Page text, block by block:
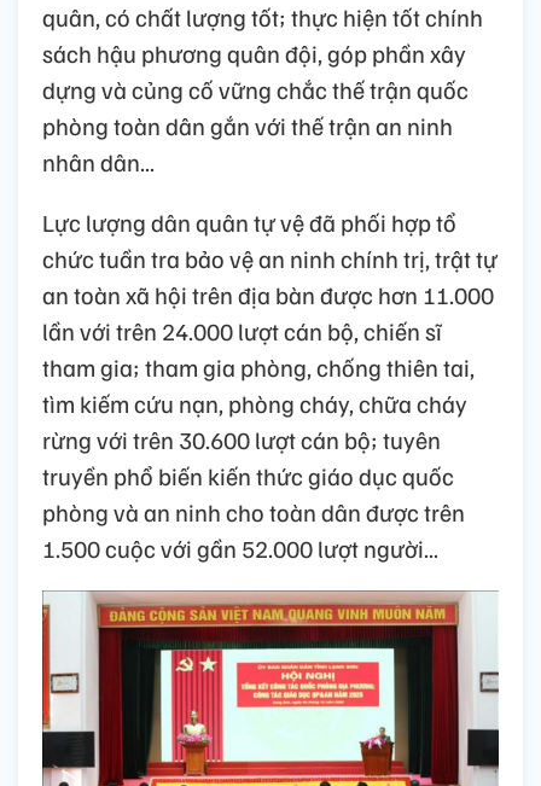
quân, có chất lượng tốt; thực hiện tốt chính
sách hậu phương quân đội, góp phần xây
dựng và củng cố vững chắc thế trận quốc
phòng toàn dân gắn với thế trận an ninh
nhân dân...
Lực lượng dân quân tự vệ đã phối hợp tổ
chức tuần tra bảo vệ an ninh chính trị, trật tự
an toàn xã hội trên địa bàn được hơn 11.000
lần với trên 24.000 lượt cán bộ, chiến sĩ
tham gia; tham gia phòng, chống thiên tai,
tìm kiếm cứu nạn, phòng cháy, chữa cháy
rừng với trên 30.600 lượt cán bộ; tuyên
truyền phổ biến kiến thức giáo dục quốc
phòng và an ninh cho toàn dân được trên
1.500 cuộc với gần 52.000 lượt người...